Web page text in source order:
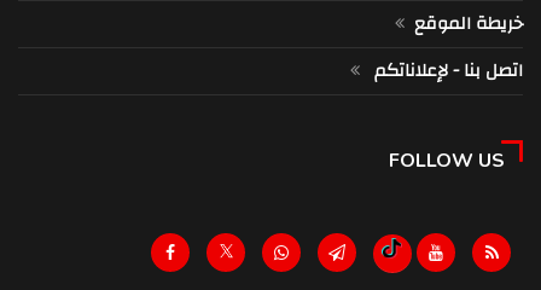
خريطة الموقع
اتصل بنا - لإعلاناتكم
FOLLOW US